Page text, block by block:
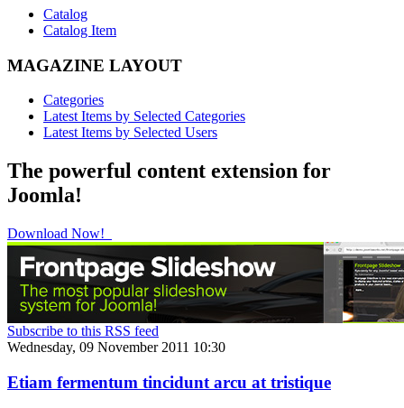
Catalog
Catalog Item
MAGAZINE LAYOUT
Categories
Latest Items by Selected Categories
Latest Items by Selected Users
The powerful content extension for
Joomla!
Download Now!
Subscribe to this RSS feed
Wednesday, 09 November 2011 10:30
Etiam fermentum tincidunt arcu at tristique